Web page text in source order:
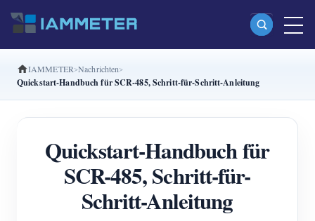
Produkte
Dreiphasiger Wi-Fi-Energiezähler (WEM3080T)
Dreiphasiger Wi-Fi-Energiezähler (WEM3046T)
Dreiphasiger Wi-Fi-Energiezähler (WEM3050T)
IAMMETER Nachrichten
Quickstart-Handbuch für SCR-485, Schritt-für-Schritt-Anleitung
Quickstart-Handbuch für
SCR-485, Schritt-für-
Schritt-Anleitung